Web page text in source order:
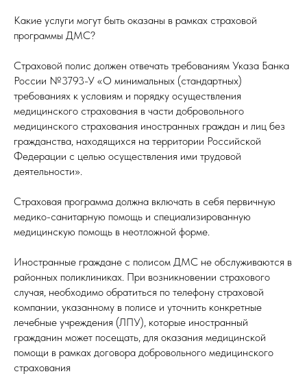
Какие услуги могут быть оказаны в рамках страховой
программы ДМС?
Страховой полис должен отвечать требованиям Указа Банка
России №3793-У «О минимальных (стандартных)
требованиях к условиям и порядку осуществления
медицинского страхования в части добровольного
медицинского страхования иностранных граждан и лиц без
гражданства, находящихся на территории Российской
Федерации с целью осуществления ими трудовой
деятельности».
Страховая программа должна включать в себя первичную
медико-санитарную помощь и специализированную
медицинскую помощь в неотложной форме.
Иностранные граждане с полисом ДМС не обслуживаются в
районных поликлиниках. При возникновении страхового
случая, необходимо обратиться по телефону страховой
компании, указанному в полисе и уточнить конкретные
лечебные учреждения (ЛПУ), которые иностранный
гражданин может посещать, для оказания медицинской
помощи в рамках договора добровольного медицинского
страхования